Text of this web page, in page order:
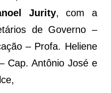
Jurity, com a
de Governo –
– Profa. Heliene
Cap. Antônio José e